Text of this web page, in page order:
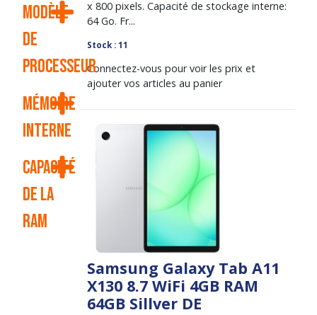
Modèle
de
processeur
Mémoire
interne
Capacité
de la
RAM
x 800 pixels. Capacité de stockage interne:
64 Go. Fr...
Stock : 11
Connectez-vous pour voir les prix et
ajouter vos articles au panier
Samsung Galaxy Tab A11
X130 8.7 WiFi 4GB RAM
64GB Sillver DE